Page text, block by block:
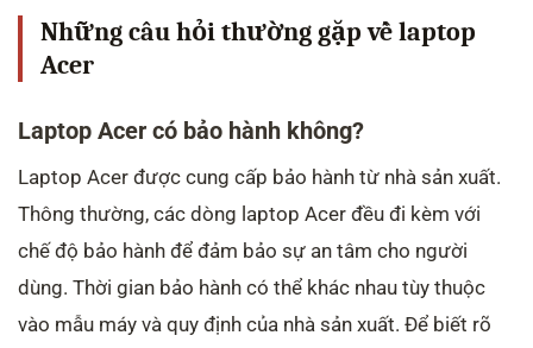
Những câu hỏi thường gặp về laptop
Acer
Laptop Acer có bảo hành không?
Laptop Acer được cung cấp bảo hành từ nhà sản xuất.
Thông thường, các dòng laptop Acer đều đi kèm với
chế độ bảo hành để đảm bảo sự an tâm cho người
dùng. Thời gian bảo hành có thể khác nhau tùy thuộc
vào mẫu máy và quy định của nhà sản xuất. Để biết rõ